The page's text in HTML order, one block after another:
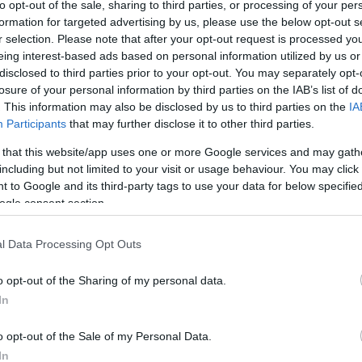
opt-out of the sale, sharing to third parties, or processing of your
for targeted advertising by us, please use the below opt-out
selection. Please note that after your opt-out request is processed
interest-based ads based on personal information utilized by us
to third parties prior to your opt-out. You may separately
of your personal information by third parties on the IAB’s list of
This information may also be disclosed by us to third parties on the
Participants that may further disclose it to other third parties.
that this website/app uses one or more Google services and may
but not limited to your visit or usage behaviour. You may
to Google and its third-party tags to use your data for below
consent section.
Data Processing Opt Outs
opt-out of the Sharing of my personal data.
opt-out of the Sale of my Personal Data.
info@eurohoops.net
Yoan Makoundou ha dejado de ser
jugador del el AS Monaco, según
confirmó el entrenador Vassilis
Spanoulis. Tras la victoria contra el
Nanterre 92 en el Paris La Defense
Arena el domingo, Spanoulis, de 43
años, aclaró que jugador de 25 años
ruptura entre el jugador y el club hasta
a la creciente lista de retos en la plantilla de
en la cantera del Cholet, Makoundou firmó
Mónaco en 2022 y completó cesiones con
antes de regresar la temporada pasada.
nacional y 6,2 puntos en cinco partidos